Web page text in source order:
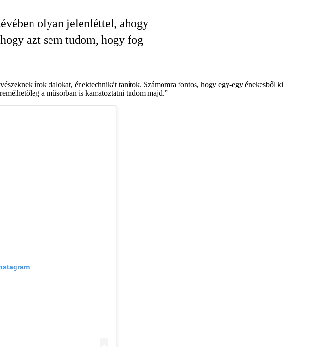
olyan jelenléttel, ahogy
azt sem tudom, hogy fog
írok dalokat, énektechnikát tanítok. Számomra fontos, hogy egy-egy énekesből ki
a műsorban is kamatoztatni tudom majd.”